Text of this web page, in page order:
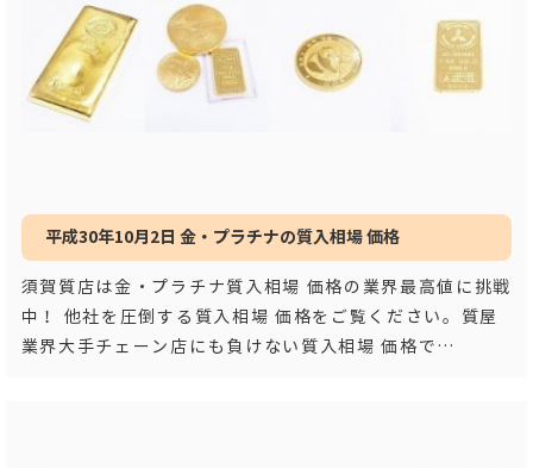
平成30年10月2日 金・プラチナの質入相場 価格
須賀質店は金・プラチナ質入相場 価格の業界最高値に挑戦
中！ 他社を圧倒する質入相場 価格をご覧ください。質屋
業界大手チェーン店にも負けない質入相場 価格で